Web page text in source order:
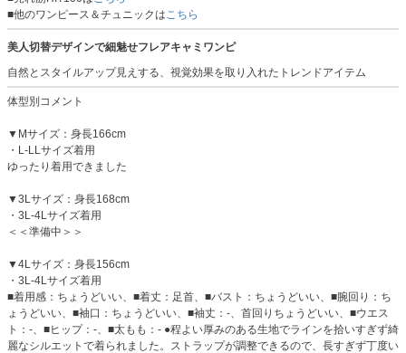
■他のワンピース＆チュニックはこちら
美人切替デザインで細魅せフレアキャミワンピ
自然とスタイルアップ見えする、視覚効果を取り入れたトレンドアイテム
体型別コメント
▼Mサイズ：身長166cm
・L-LLサイズ着用
ゆったり着用できました
▼3Lサイズ：身長168cm
・3L-4Lサイズ着用
＜＜準備中＞＞
▼4Lサイズ：身長156cm
・3L-4Lサイズ着用
■着用感：ちょうどいい、■着丈：足首、■バスト：ちょうどいい、■腕回り：ち
ょうどいい、■袖口：ちょうどいい、■袖丈：-、首回りちょうどいい、■ウエス
ト：-、■ヒップ：-、■太もも：- ●程よい厚みのある生地でラインを拾いすぎず綺
麗なシルエットで着られました。ストラップが調整できるので、長すぎず丁度い